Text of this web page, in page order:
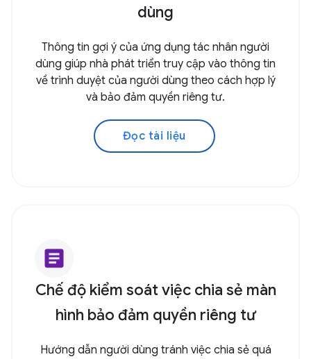
dùng
Thông tin gợi ý của ứng dụng tác nhân người
dùng giúp nhà phát triển truy cập vào thông tin
về trình duyệt của người dùng theo cách hợp lý
và bảo đảm quyền riêng tư.
Đọc tài liệu
article
Chế độ kiểm soát việc chia sẻ màn
hình bảo đảm quyền riêng tư
Hướng dẫn người dùng tránh việc chia sẻ quá